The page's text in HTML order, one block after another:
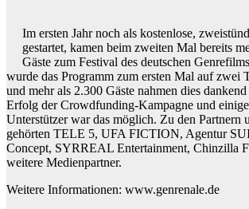
Im ersten Jahr noch als kostenlose,
gestartet, kamen beim zweiten Mal bereits
Gäste zum Festival des deutschen
wurde das Programm zum ersten Mal auf zwei
und mehr als 2.300 Gäste nahmen dies
Erfolg der Crowdfunding-Kampagne und
Unterstützer war das möglich. Zu den Partnern
gehörten TELE 5, UFA FICTION, Agentur
Concept, SYRREAL Entertainment, Chinzilla
weitere Medienpartner.
Weitere Informationen: www.genrenale.de